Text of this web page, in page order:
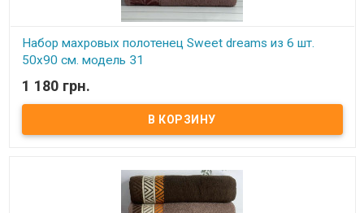
Набор махровых полотенец Sweet dreams из 6 шт.
50x90 см. модель 31
В наличии
Набор махровых полотенец Sweet dreams из 6 шт. 50x90 см.
Комплектность: 50х90 см (6 шт. ) Состав: махра, 100% хлопок.
Плотность: 550 г/м.кв. Упаковка: ПВХ Производитель: Sweet
1 180 грн.